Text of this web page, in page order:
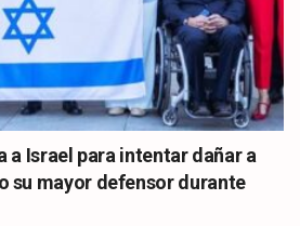
Israel para intentar dañar a
su mayor defensor durante